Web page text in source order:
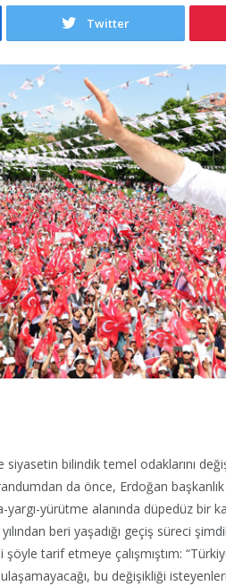
Twitter
siyasetin bilindik temel odaklarını
da önce, Erdoğan
yargı-yürütme alanında düpedüz bir
beri yaşadığı geçiş süreci
şöyle tarif etmeye çalışmıştım:
bu değişikliği